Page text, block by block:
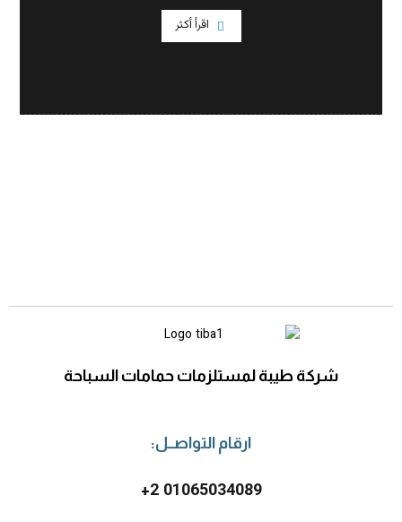
اقرأ أكثر
شركة طيبة لمستلزمات حمامات السباحة
ارقام التواصــل:
2 01065034089+